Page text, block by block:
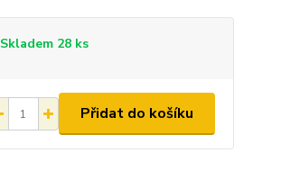
Skladem 28 ks
Přidat do košíku